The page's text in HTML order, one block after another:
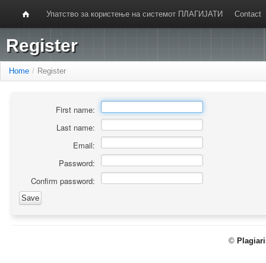
Упатство за користење на системот ПЛАГИЈАТИ Contact
Register
Home / Register
First name:
Last name:
Email:
Password:
Confirm password:
©